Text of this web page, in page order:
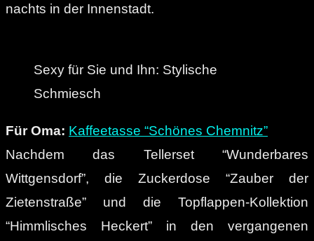
nachts in der Innenstadt.
Sexy für Sie und Ihn: Stylische
Schmiesch
Für Oma: Kaffeetasse “Schönes Chemnitz”
Nachdem das Tellerset “Wunderbares
Wittgensdorf”, die Zuckerdose “Zauber der
Zietenstraße” und die Topflappen-Kollektion
“Himmlisches Heckert” in den vergangenen